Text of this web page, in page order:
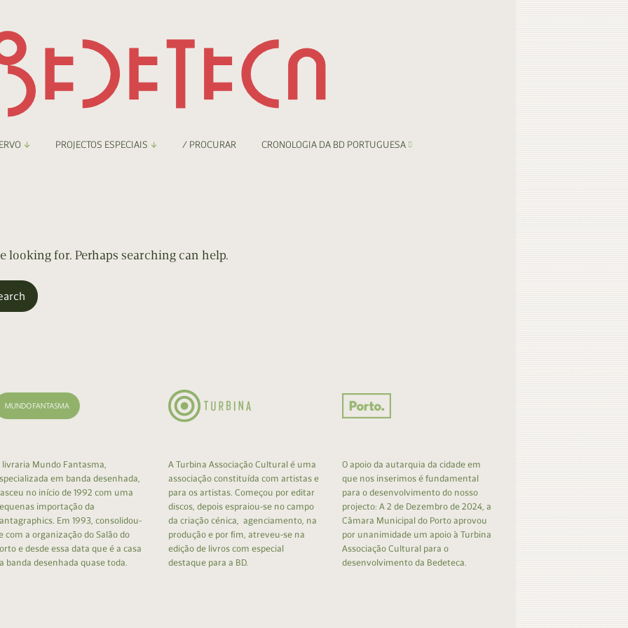
Digital
PROJECTOS ESPECIAIS / PROCURAR CRONOLOGIA DA BD PORTUGUESA
looking for. Perhaps searching can help.
livraria Mundo Fantasma,
em banda desenhada,
no início de 1992 com uma
importação da
Em 1993, consolidou-
com a organização do Salão do
e desde essa data que é a casa
banda desenhada quase toda.
A Turbina Associação Cultural é uma
associação constituída com artistas e
para os artistas. Começou por editar
discos, depois espraiou-se no campo
da criação cénica, agenciamento, na
produção e por fim, atreveu-se na
edição de livros com especial
destaque para a BD.
O apoio da autarquia da cidade em
que nos inserimos é fundamental
para o desenvolvimento do nosso
projecto: A 2 de Dezembro de 2024, a
Câmara Municipal do Porto aprovou
por unanimidade um apoio à Turbina
Associação Cultural para o
desenvolvimento da Bedeteca.